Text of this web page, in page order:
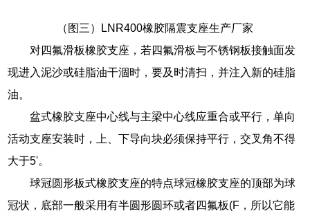
（图三）LNR400橡胶隔震支座生产厂家
对四氟滑板橡胶支座，若四氟滑板与不锈钢板接触面发
现进入泥沙或硅脂油干涸时，要及时清扫，并注入新的硅脂
油。
盆式橡胶支座中心线与主梁中心线应重合或平行，单向
活动支座安装时，上、下导向块必须保持平行，交叉角不得
大于5'。
球冠圆形板式橡胶支座的特点球冠橡胶支座的顶部为球
冠状，底部一般采用有半圆形圆环或者四氟板(F，所以它能